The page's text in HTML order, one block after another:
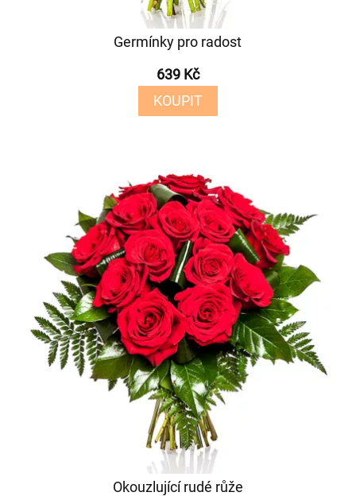
Germínky pro radost
639 Kč
KOUPIT
Okouzlující rudé růže